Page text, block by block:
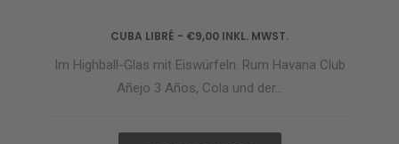
IN DEN WARENKORB
CUBA LIBRÉ €9,00 INKL. MWST.
Im Highball-Glas mit Eiswürfeln. Rum Havana Club
Añejo 3 Años, Cola und der…